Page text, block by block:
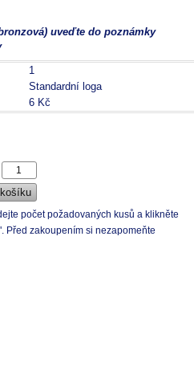
uveďte do poznámky
1
Standardní loga
6 Kč
počet požadovaných kusů a klikněte
Před zakoupením si nezapomeňte